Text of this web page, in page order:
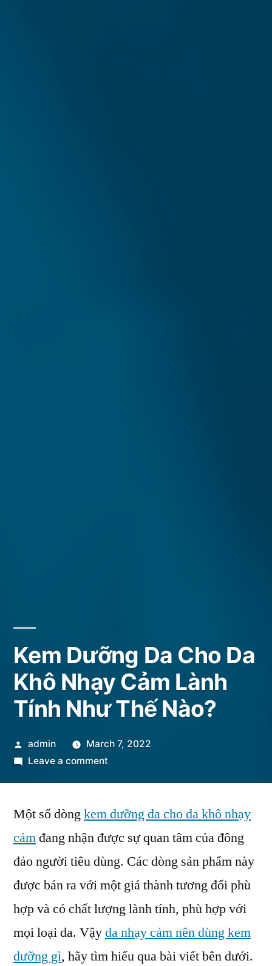
Kem Dưỡng Da Cho Da
Khô Nhạy Cảm Lành
Tính Như Thế Nào?
Posted
by
admin
March 7, 2022
Leave a commenton
Da
Da
Khô
Nhạy
Lành
Tính
Một số dòngkem dưỡng da cho da khô nhạy
cảmđang nhận được sự quan tâm của đông
đảo người tiêu dùng. Các dòng sản phẩm này
được bán ra với một giá thành tương đối phù
hợp và có chất lượng lành tính, phù hợp với
mọi loại da. Vậyda nhạy cảm nên dùng kem
dưỡng gì, hãy tìm hiểu qua bài viết bên dưới.